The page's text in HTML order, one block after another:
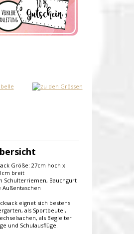
Größe: 27cm hoch x
breit
Schulterriemen, Bauchgurt
eignet sich bestens
als Sportbeutel,
als Begleiter
und Schulausflüge.